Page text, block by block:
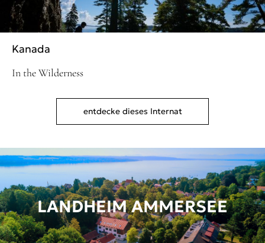
Kanada
In the Wilderness
entdecke dieses Internat
LANDHEIM AMMERSEE